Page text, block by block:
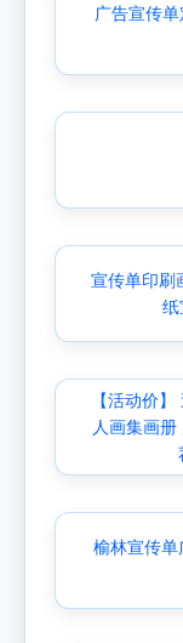
广告宣传
宣传单印刷
【活动价
人画集画
榆林宣传